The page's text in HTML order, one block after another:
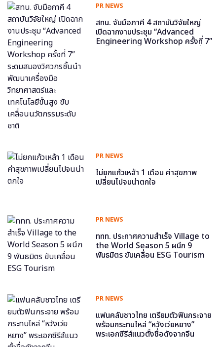
PR NEWS
สทน. จับมือภาคี 4 สถาบันวิจัยใหญ่
เปิดฉากงานประชุม “Advanced
Engineering Workshop ครั้งที่ 7”
PR NEWS
ไม่ยกแก้วเหล้า 1 เดือน ค่าสุขภาพ
เปลี่ยนไปจนน่าตกใจ
PR NEWS
ททท. ประกาศความสำเร็จ Village to
the World Season 5 ผนึก 9
พันธมิตร ขับเคลื่อน ESG Tourism
PR NEWS
แฟนคลับชาวไทย เตรียมตัวฟินกระจาย
พร้อมกระทบไหล่ “หวังเว่ยหยาง”
พระเอกซีรีส์แนวตั้งชื่อดังจากจีน